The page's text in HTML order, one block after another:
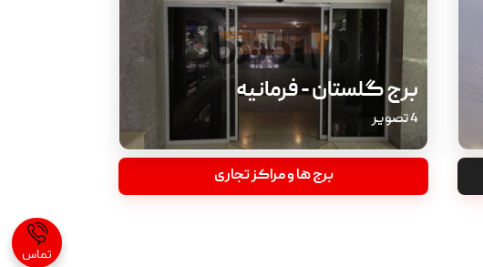
برج گلستان - فرمانیه
4 تصویر
برج ها و مراکز تجاری
تماس